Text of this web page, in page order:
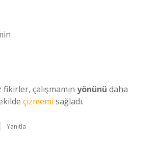
fikirler, çalışmamın yönünü daha
çizmemi sağladı.
Yanıtla